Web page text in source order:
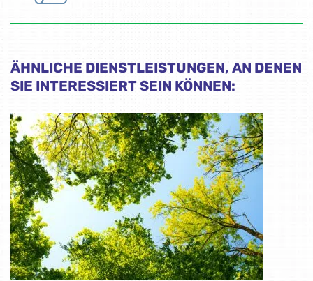
ÄHNLICHE DIENSTLEISTUNGEN, AN DENEN
SIE INTERESSIERT SEIN KÖNNEN: